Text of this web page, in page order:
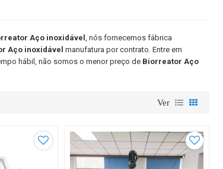
Aço inoxidável , nós fornecemos fábrica
Aço inoxidável manufatura por contrato. Entre em
hábil, não somos o menor preço de Biorreator Aço
Ver